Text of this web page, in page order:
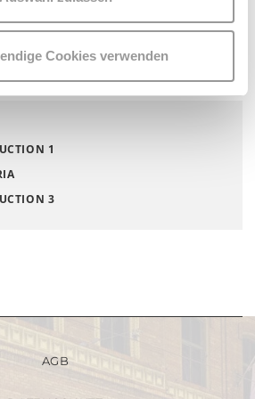
Cookies verwenden
1
3
AGB